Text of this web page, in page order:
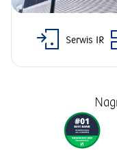
Serwis IR